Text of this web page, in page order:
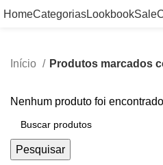
HomeCategoriasLookbookSale
Início Produtos marcados
Nenhum produto foi
Pesquisar